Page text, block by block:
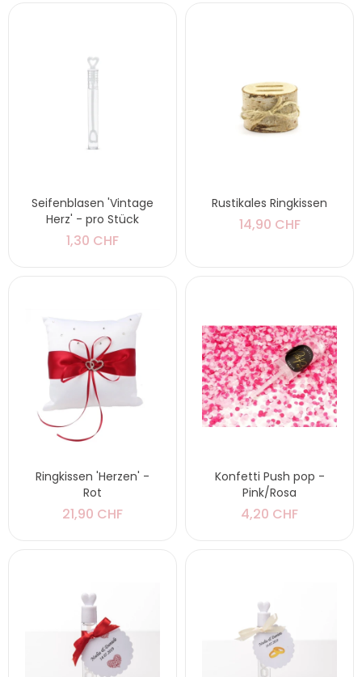
Seifenblasen 'Vintage
Herz' - pro Stück
1,30 CHF
Rustikales Ringkissen
14,90 CHF
Ringkissen 'Herzen' -
Rot
21,90 CHF
Konfetti Push pop -
Pink/Rosa
4,20 CHF